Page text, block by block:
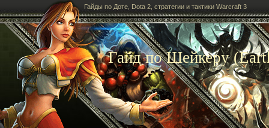
Гайды по Доте, Dota 2, стратегии и тактики Warcraft 3
Гайд по Шейкеру